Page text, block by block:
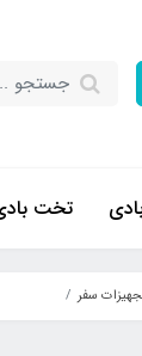
تخت
سفر